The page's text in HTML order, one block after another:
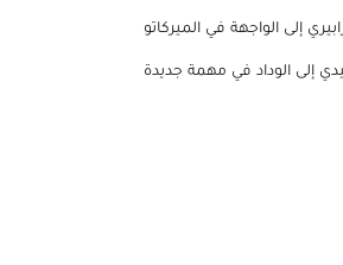
إلى الواجهة في الميركاتو
إلى الوداد في مهمة جديدة